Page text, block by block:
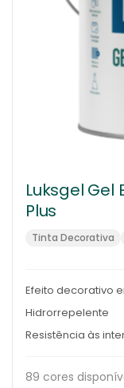
Luksgel Gel
Plus
Tinta Decorativa
Efeito decorativo
Hidrorrepelente
Resistência às
89 cores